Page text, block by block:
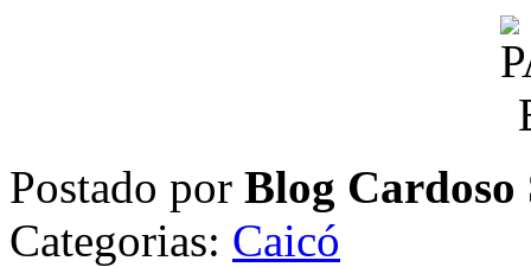
Postado por Blog Cardoso
Categorias: Caicó